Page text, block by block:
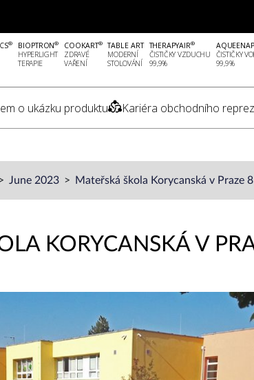
® BIOPTRON®
HYPERLIGHT
TERAPIE
COOKART®
ZDRAVÉ
VAŘENÍ
TABLE ART
MODERNÍ
STOLOVÁNÍ
THERAPYAIR®
ČISTIČKY VZDUCHU
99,9%
ČISTIČKY
99,9%
o ukázku produktu Kariéra obchodního
June 2023 Mateřská škola Korycanská v Praze
KORYCANSKÁ V